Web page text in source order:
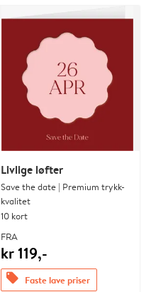
Livlige løfter
Save the date | Premium trykk-
kvalitet
10 kort
FRA
kr 119,-
offers Faste lave priser